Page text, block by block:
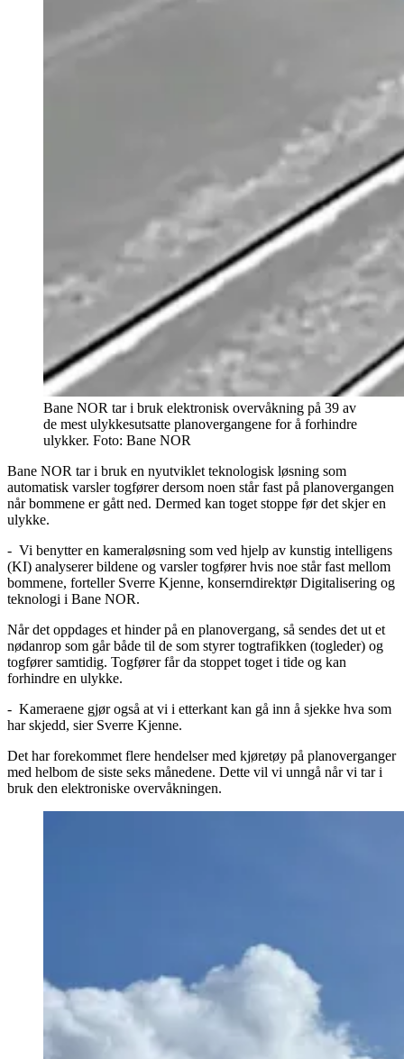
Bane NOR tar i bruk elektronisk overvåkning på 39 av
de mest ulykkesutsatte planovergangene for å forhindre
ulykker. Foto: Bane NOR
Bane NOR tar i bruk en nyutviklet teknologisk løsning som
automatisk varsler togfører dersom noen står fast på planovergangen
når bommene er gått ned. Dermed kan toget stoppe før det skjer en
ulykke.
- Vi benytter en kameraløsning som ved hjelp av kunstig intelligens
(KI) analyserer bildene og varsler togfører hvis noe står fast mellom
bommene, forteller Sverre Kjenne, konserndirektør Digitalisering og
teknologi i Bane NOR.
Når det oppdages et hinder på en planovergang, så sendes det ut et
nødanrop som går både til de som styrer togtrafikken (togleder) og
togfører samtidig. Togfører får da stoppet toget i tide og kan
forhindre en ulykke.
- Kameraene gjør også at vi i etterkant kan gå inn å sjekke hva som
har skjedd, sier Sverre Kjenne.
Det har forekommet flere hendelser med kjøretøy på planoverganger
med helbom de siste seks månedene. Dette vil vi unngå når vi tar i
bruk den elektroniske overvåkningen.